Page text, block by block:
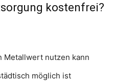
kostenfrei?
Metallwert nutzen kann
möglich ist